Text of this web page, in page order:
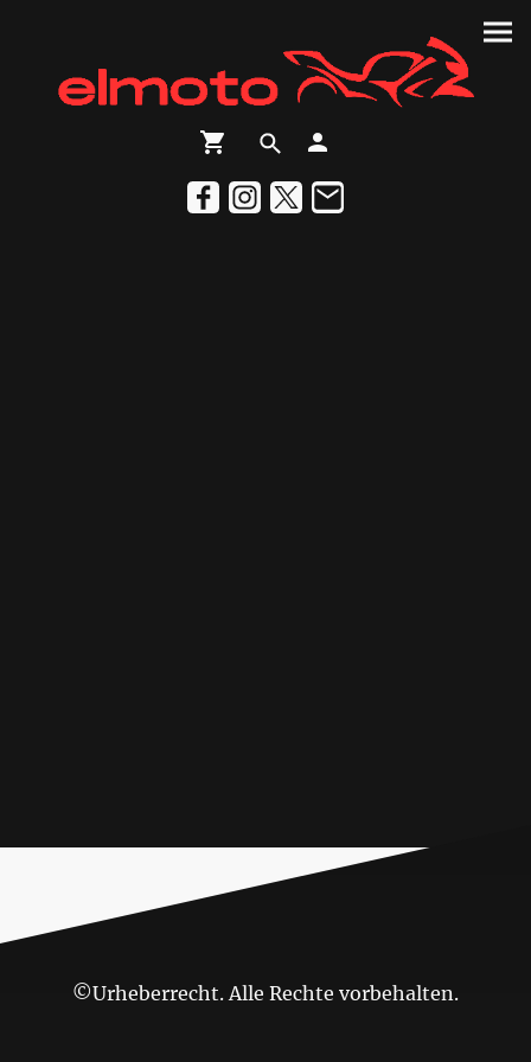
©Urheberrecht. Alle Rechte vorbehalten.